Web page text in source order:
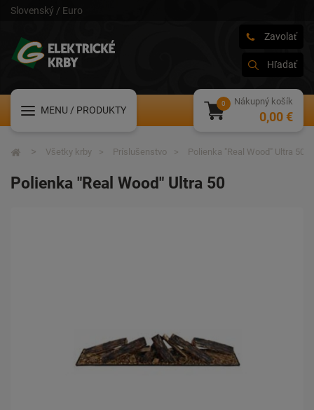
Slovenský / Euro
Zavolať
Hľadať
MENU / PRODUKTY
Nákupný košík
0,00 €
Polienka "Real Wood" Ultra 50
Všetky krby Príslušenstvo Polienka "Real Wood" Ultra 50